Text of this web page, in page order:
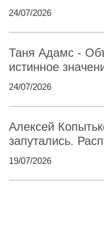
24/07/2026
Таня Адамс -
истинное
24/07/2026
Алексей
запутались.
19/07/2026